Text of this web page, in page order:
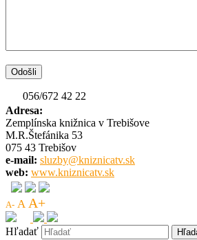
056/672 42 22
Adresa:
Zemplínska knižnica v Trebišove
M.R.Štefánika 53
075 43 Trebišov
e-mail: sluzby@kniznicatv.sk
web: www.kniznicatv.sk
A- A A+
Hľadať